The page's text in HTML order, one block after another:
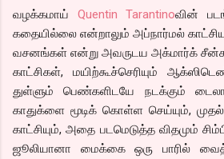
வழக்கமாய் Quentin Tarantinoவின்
கதையில்லை என்றாலும் அப்நார்மல்
வசனங்கள் என்று அவருடய அக்மார்க்
காட்சிகள், மயிற்கூச்செரியும்
துள்ளும் பெண்களிடயே நடக்கும்
காதுக்ளை மூடிக் கொள்ள செய்யும்,
காட்சியும், அதை படமெடுத்த விதமும்
ஜூலியானா மைக்கை ஒரு பாரில்